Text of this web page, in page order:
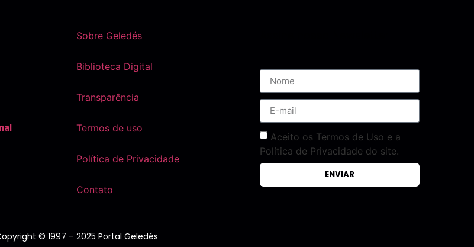
Sobre Geledés
Biblioteca Digital
Transparência
Termos de uso
Política de Privacidade
Contato
Aceito os Termos de Uso e a
Política de Privacidade do site.
ENVIAR
© 1997 – 2025 Portal Geledés